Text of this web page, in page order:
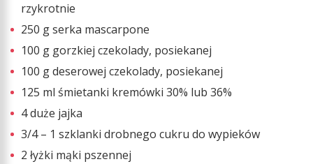
rzykrotnie
250 g serka mascarpone
100 g gorzkiej czekolady, posiekanej
100 g deserowej czekolady, posiekanej
125 ml śmietanki kremówki 30% lub 36%
4 duże jajka
3/4 – 1 szklanki drobnego cukru do wypieków
2 łyżki mąki pszennej